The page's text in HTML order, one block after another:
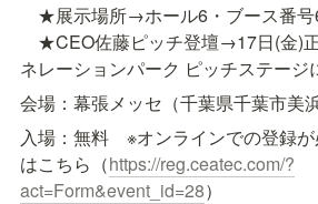
★展示場所→ホール6・ブース番号
★CEO佐藤ピッチ登壇→17日(金)
ネレーションパーク ピッチステージ
会場：幕張メッセ（千葉県千葉市美
入場：無料　※オンラインでの登録
はこちら（https://reg.ceatec.com/?
act=Form&event_id=28）